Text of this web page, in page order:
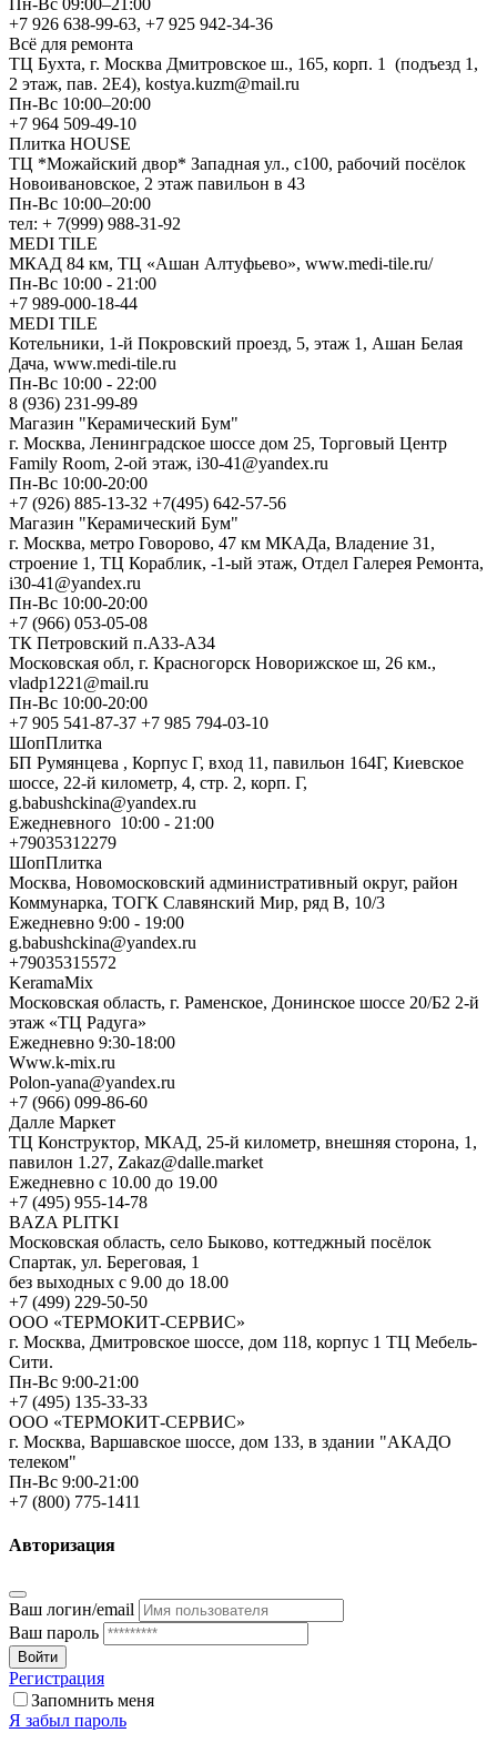
+7 926 638-99-63, +7 925 942-34-36
Всё для ремонта
ТЦ Бухта, г. Москва Дмитровское ш., 165, корп. 1 (подъезд 1,
2 этаж, пав. 2Е4), kostya.kuzm@mail.ru
Пн-Вс 10:00–20:00
+7 964 509-49-10
Плитка HOUSE
ТЦ *Можайский двор* Западная ул., с100, рабочий посёлок
Новоивановское, 2 этаж павильон в 43
Пн-Вс 10:00–20:00
тел: + 7(999) 988-31-92
MEDI TILE
МКАД 84 км, ТЦ «Ашан Алтуфьево», www.medi-tile.ru/
Пн-Вс 10:00 - 21:00
+7 989-000-18-44
MEDI TILE
Котельники, 1-й Покровский проезд, 5, этаж 1, Ашан Белая
Дача, www.medi-tile.ru
Пн-Вс 10:00 - 22:00
8 (936) 231-99-89
Магазин "Керамический Бум"
г. Москва, Ленинградское шоссе дом 25, Торговый Центр
Family Room, 2-ой этаж, i30-41@yandex.ru
Пн-Вс 10:00-20:00
+7 (926) 885-13-32 +7(495) 642-57-56
Магазин "Керамический Бум"
г. Москва, метро Говорово, 47 км МКАДа, Владение 31,
строение 1, ТЦ Кораблик, -1-ый этаж, Отдел Галерея Ремонта,
i30-41@yandex.ru
Пн-Вс 10:00-20:00
+7 (966) 053-05-08
ТК Петровский п.А33-А34
Московская обл, г. Красногорск Новорижское ш, 26 км.,
vladp1221@mail.ru
Пн-Вс 10:00-20:00
+7 905 541-87-37 +7 985 794-03-10
ШопПлитка
БП Румянцева , Корпус Г, вход 11, павильон 164Г, Киевское
шоссе, 22-й километр, 4, стр. 2, корп. Г,
g.babushckina@yandex.ru
Ежедневного 10:00 - 21:00
+79035312279
ШопПлитка
Москва, Новомосковский административный округ, район
Коммунарка, ТОГК Славянский Мир, ряд В, 10/3
Ежедневно 9:00 - 19:00
g.babushckina@yandex.ru
+79035315572
KeramaMix
Московская область, г. Раменское, Донинское шоссе 20/Б2 2-й
этаж «ТЦ Радуга»
Ежедневно 9:30-18:00
Www.k-mix.ru
Polon-yana@yandex.ru
+7 (966) 099-86-60
Далле Маркет
ТЦ Конструктор, МКАД, 25-й километр, внешняя сторона, 1,
павилон 1.27, Zakaz@dalle.market
Ежедневно с 10.00 до 19.00
+7 (495) 955-14-78
BAZA PLITKI
Московская область, село Быково, коттеджный посёлок
Спартак, ул. Береговая, 1
без выходных с 9.00 до 18.00
+7 (499) 229-50-50
ООО «ТЕРМОКИТ-СЕРВИС»
г. Москва, Дмитровское шоссе, дом 118, корпус 1 ТЦ Мебель-
Сити.
Пн-Вс 9:00-21:00
+7 (495) 135-33-33
ООО «ТЕРМОКИТ-СЕРВИС»
г. Москва, Варшавское шоссе, дом 133, в здании "АКАДО
телеком"
Пн-Вс 9:00-21:00
+7 (800) 775-1411
Авторизация
Ваш логин/email
Ваш пароль
Войти
Регистрация
Запомнить меня
Я забыл пароль